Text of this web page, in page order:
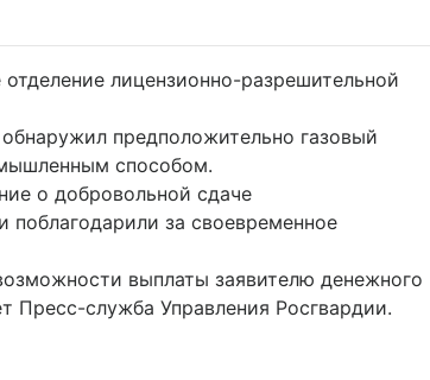
лицензионно-разрешительной
предположительно газовый
способом.
о добровольной сдаче
поблагодарили за своевременное
выплаты заявителю денежного
Пресс-служба Управления Росгвардии.